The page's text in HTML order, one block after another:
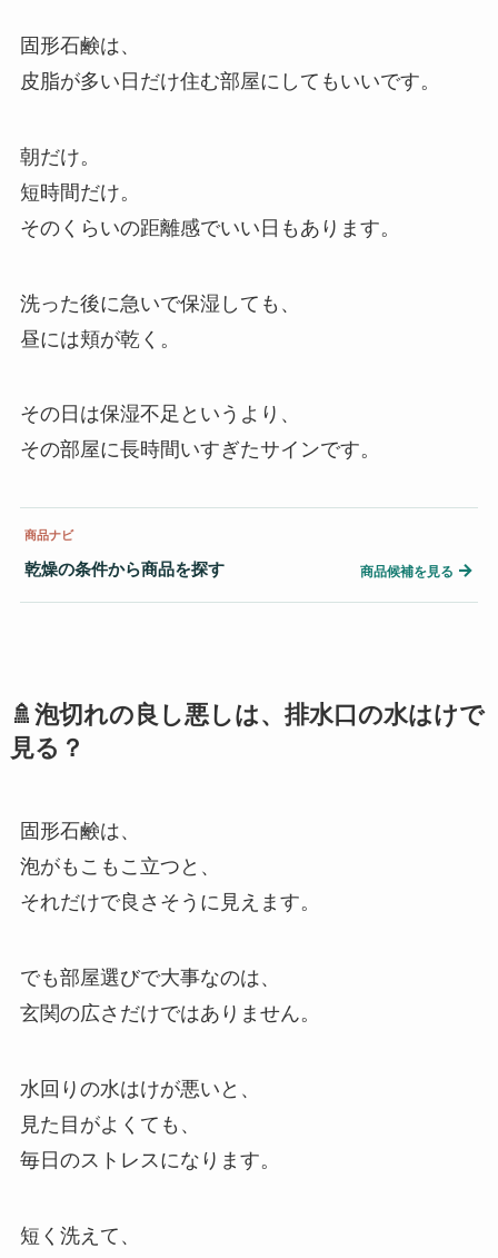
固形石鹸は、
皮脂が多い日だけ住む部屋にしてもいいです。
朝だけ。
短時間だけ。
そのくらいの距離感でいい日もあります。
洗った後に急いで保湿しても、
昼には頬が乾く。
その日は保湿不足というより、
その部屋に長時間いすぎたサインです。
商品ナビ
乾燥の条件から商品を探す 商品候補を見る →
🚿泡切れの良し悪しは、排水口の水はけで
見る？
固形石鹸は、
泡がもこもこ立つと、
それだけで良さそうに見えます。
でも部屋選びで大事なのは、
玄関の広さだけではありません。
水回りの水はけが悪いと、
見た目がよくても、
毎日のストレスになります。
短く洗えて、